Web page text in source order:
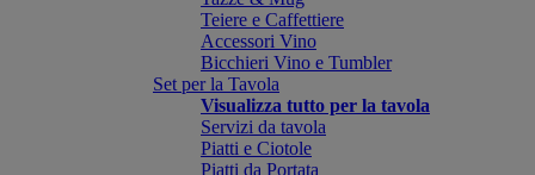
Teiere e Caffettiere
Accessori Vino
Bicchieri Vino e Tumbler
Set per la Tavola
Visualizza tutto per la tavola
Servizi da tavola
Piatti e Ciotole
Piatti da Portata